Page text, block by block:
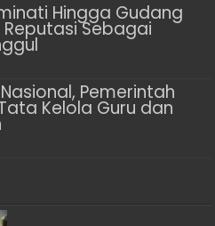
Hingga Gudang
Reputasi Sebagai
Pemerintah
Kelola Guru dan